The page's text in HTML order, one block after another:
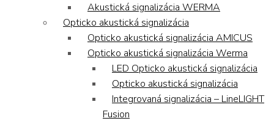
Akustická signalizácia WERMA
Opticko akustická signalizácia
Opticko akustická signalizácia AMICUS
Opticko akustická signalizácia Werma
LED Opticko akustická signalizácia
Opticko akustická signalizácia
Integrovaná signalizácia – LineLIGHT
Fusion